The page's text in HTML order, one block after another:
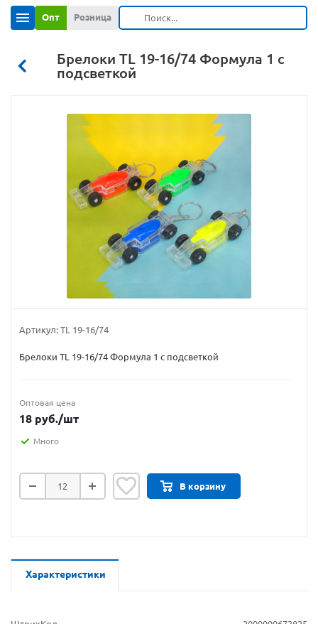
Опт Розница
Брелоки TL 19-16/74 Формула 1 с
подсветкой
Артикул: TL 19-16/74
Брелоки TL 19-16/74 Формула 1 с подсветкой
Оптовая цена
18 руб./шт
Много
В корзину
Характеристики